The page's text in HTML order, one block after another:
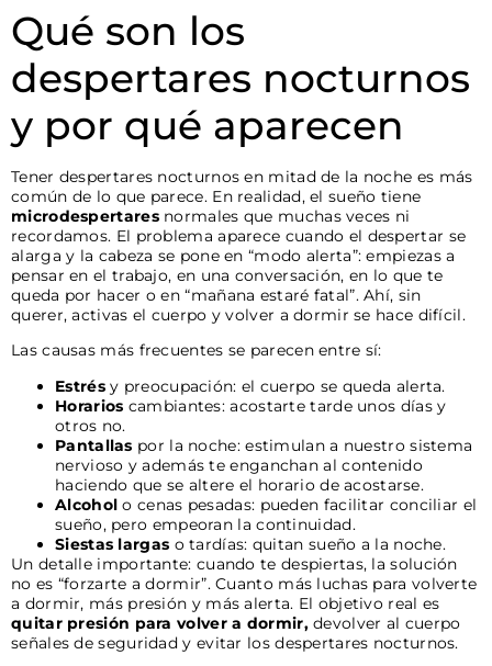
Qué son los
despertares nocturnos
y por qué aparecen
Tener despertares nocturnos en mitad de la noche es más
común de lo que parece. En realidad, el sueño tiene
microdespertaresnormales que muchas veces ni
recordamos. El problema aparece cuando el despertar se
alarga y la cabeza se pone en “modo alerta”: empiezas a
pensar en el trabajo, en una conversación, en lo que te
queda por hacer o en “mañana estaré fatal”. Ahí, sin
querer, activas el cuerpo y volver a dormir se hace difícil.
Las causas más frecuentes se parecen entre sí:
Estrésy preocupación: el cuerpo se queda alerta.
Horarios cambiantes: acostarte tarde unos días y
otros no.
Pantallas por la noche: estimulan a nuestro sistema
nervioso y además te enganchan al contenido
haciendo que se altere el horario de acostarse.
Alcohol o cenas pesadas: pueden facilitar conciliar el
sueño, pero empeoran la continuidad.
Siestas largas o tardías: quitan sueño a la noche.
Un detalle importante: cuando te despiertas, la solución
no es “forzarte a dormir”. Cuanto más luchas para volverte
a dormir, más presión y más alerta. El objetivo real es
quitar presión para volver a dormir,devolver al cuerpo
señales de seguridad y evitar los despertares nocturnos.